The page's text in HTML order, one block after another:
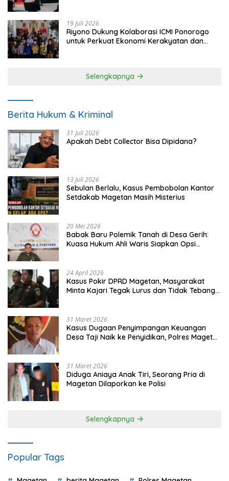
19 Juli 2026
Riyono Dukung Kolaborasi ICMI Ponorogo
untuk Perkuat Ekonomi Kerakyatan dan
Selengkapnya
Berita Hukum & Kriminal
31 Juli 2026
Apakah Debt Collector Bisa Dipidana?
13 Juli 2026
Sebulan Berlalu, Kasus Pembobolan Kantor
Setdakab Magetan Masih Misterius
20 Mei 2026
Babak Baru Polemik Tanah di Desa Gerih:
Kuasa Hukum Ahli Waris Siapkan Opsi
24 April 2026
Kasus Pokir DPRD Magetan, Masyarakat
Minta Kajari Tegak Lurus dan Tidak Tebang
31 Maret 2026
Kasus Dugaan Penyimpangan Keuangan
Desa Taji Naik ke Penyidikan, Polres Magetan
31 Maret 2026
Diduga Aniaya Anak Tiri, Seorang Pria di
Magetan Dilaporkan ke Polisi
Selengkapnya
Popular Tags